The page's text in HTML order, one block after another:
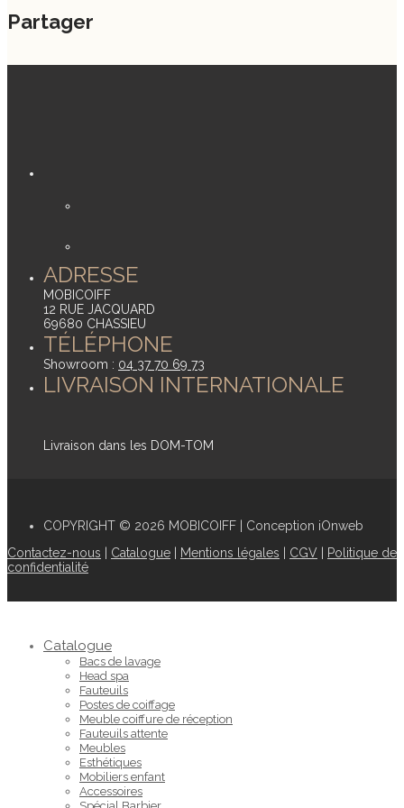
Partager
ADRESSE
MOBICOIFF
12 RUE JACQUARD
69680 CHASSIEU
TÉLÉPHONE
Showroom : 04 37 70 69 73
LIVRAISON INTERNATIONALE
Livraison dans les DOM-TOM
COPYRIGHT © 2026 MOBICOIFF | Conception iOnweb
Contactez-nous
Catalogue Mentions légales CGV
Politique de
confidentialité
Catalogue
Bacs de lavage
Head spa
Fauteuils
Postes de coiffage
Meuble coiffure de réception
Fauteuils attente
Meubles
Esthétiques
Mobiliers enfant
Accessoires